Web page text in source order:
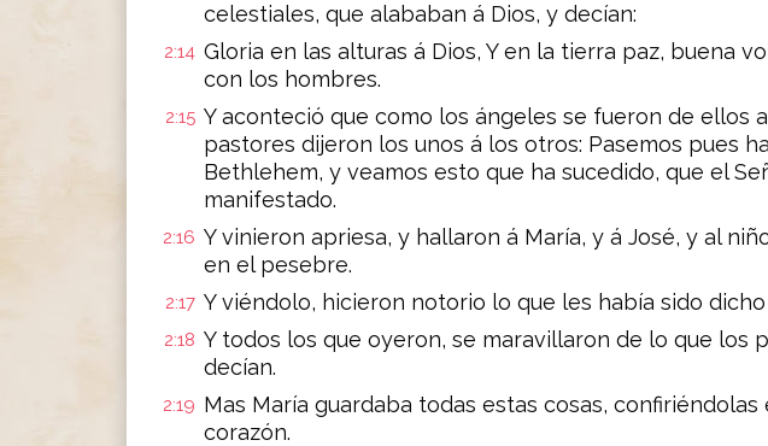
celestiales, que alababan á Dios, y decían:
2:14 Gloria en las alturas á Dios, Y en la tierra paz, buena
con los hombres.
2:15 Y aconteció que como los ángeles se fueron de ellos
pastores dijeron los unos á los otros: Pasemos pues
Bethlehem, y veamos esto que ha sucedido, que el
manifestado.
2:16 Y vinieron apriesa, y hallaron á María, y á José, y al
en el pesebre.
2:17 Y viéndolo, hicieron notorio lo que les había sido
2:18 Y todos los que oyeron, se maravillaron de lo que los
decían.
2:19 Mas María guardaba todas estas cosas, confiriéndolas
corazón.